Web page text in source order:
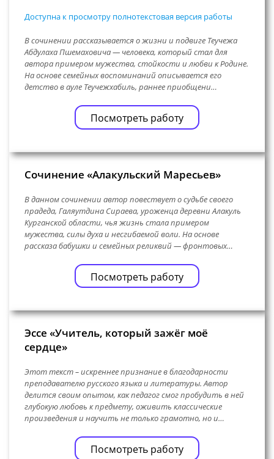
Доступна к просмотру полнотекстовая версия работы
В сочинении рассказывается о жизни и подвиге Теучежа
Абдулаха Пшемаховича — человека, который стал для
автора примером мужества, стойкости и любви к Родине.
На основе семейных воспоминаний описывается его
детство в ауле Теучежхабиль, раннее приобщени…
Посмотреть работу
Сочинение «Алакульский Маресьев»
В данном сочинении автор повествует о судьбе своего
прадеда, Галяутдина Сираева, уроженца деревни Алакуль
Курганской области, чья жизнь стала примером
мужества, силы духа и несгибаемой воли. На основе
рассказа бабушки и семейных реликвий — фронтовых…
Посмотреть работу
Эссе «Учитель, который зажёг моё
сердце»
Этот текст – искреннее признание в благодарности
преподавателю русского языка и литературы. Автор
делится своим опытом, как педагог смог пробудить в ней
глубокую любовь к предмету, оживить классические
произведения и научить не только грамотно, но и…
Посмотреть работу